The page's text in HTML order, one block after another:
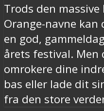
Trods den
Orange-navne
en god,
årets festival. Men
omrokere dine
bas eller lade dit
fra den store